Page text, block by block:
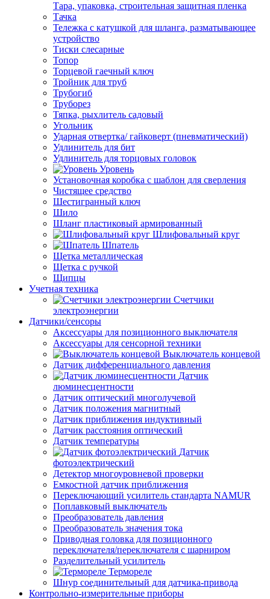
Тара, упаковка, строительная защитная пленка
Тачка
Тележка с катушкой для шланга, разматывающее
устройство
Тиски слесарные
Топор
Торцевой гаечный ключ
Тройник для труб
Трубогиб
Труборез
Тяпка, рыхлитель садовый
Угольник
Ударная отвертка/ гайковерт (пневматический)
Удлинитель для бит
Удлинитель для торцовых головок
Уровень
Установочная коробка с шаблон для сверления
Чистящее средство
Шестигранный ключ
Шило
Шланг пластиковый армированный
Шлифовальный круг
Шпатель
Щетка металлическая
Щетка с ручкой
Щипцы
Учетная техника
Счетчики
электроэнергии
Датчики/сенсоры
Аксессуары для позиционного выключателя
Аксессуары для сенсорной техники
Выключатель концевой
Датчик дифференциального давления
Датчик
люминесцентности
Датчик оптический многолучевой
Датчик положения магнитный
Датчик приближения индуктивный
Датчик расстояния оптический
Датчик температуры
Датчик
фотоэлектрический
Детектор многоуровневой проверки
Емкостной датчик приближения
Переключающий усилитель стандарта NAMUR
Поплавковый выключатель
Преобразователь давления
Преобразователь значения тока
Приводная головка для позиционного
переключателя/переключателя с шарниром
Разделительный усилитель
Термореле
Шнур соединительный для датчика-привода
Контрольно-измерительные приборы